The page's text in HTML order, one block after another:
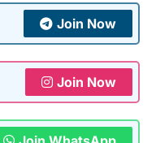
Join Now
Join Now